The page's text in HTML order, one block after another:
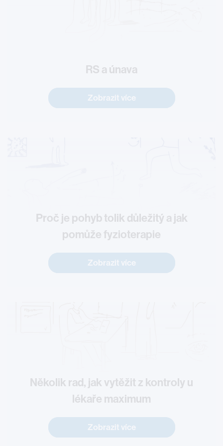
RS a únava
Zobrazit více
Proč je pohyb tolik důležitý a jak
pomůže fyzioterapie
Zobrazit více
Několik rad, jak vytěžit z kontroly u
lékaře maximum
Zobrazit více